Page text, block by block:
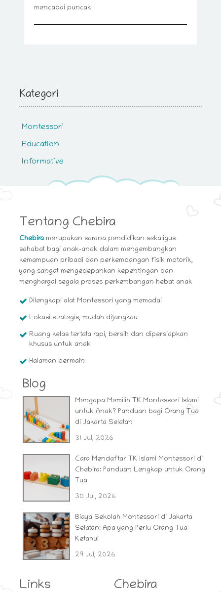
mencapai puncak!
Kategori
Montessori
Education
Informative
Tentang Chebira
Chebira merupakan sarana pendidikan sekaligus
sahabat bagi anak-anak dalam mengembangkan
kemampuan pribadi dan perkembangan fisik motorik,
yang sangat mengedepankan kepentingan dan
menghargai segala proses perkembangan hebat anak
Dilengkapi alat Montessori yang memadai
Lokasi strategis, mudah dijangkau
Ruang kelas tertata rapi, bersih dan dipersiapkan
khusus untuk anak
Halaman bermain
Blog
Mengapa Memilih TK Montessori Islami
untuk Anak? Panduan bagi Orang Tua
di Jakarta Selatan
31 Jul, 2026
Cara Mendaftar TK Islami Montessori di
Chebira: Panduan Lengkap untuk Orang
Tua
30 Jul, 2026
Biaya Sekolah Montessori di Jakarta
Selatan: Apa yang Perlu Orang Tua
Ketahui
29 Jul, 2026
Links Chebira